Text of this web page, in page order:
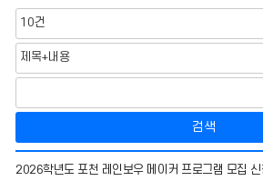
검색
재
2026학년도 포천 레인보우 메이커 프로그램 모집 신